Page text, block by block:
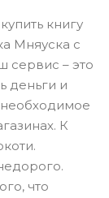
книгу
Мняуска с
сервис – это
деньги и
К
что